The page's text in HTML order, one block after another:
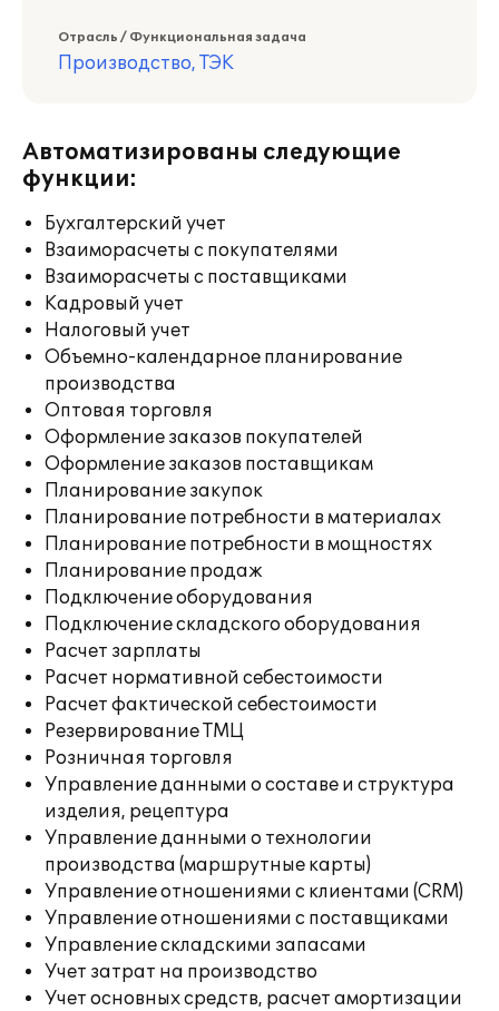
Отрасль / Функциональная задача
Производство, ТЭК
Автоматизированы следующие
функции:
Бухгалтерский учет
Взаиморасчеты с покупателями
Взаиморасчеты с поставщиками
Кадровый учет
Налоговый учет
Объемно-календарное планирование
производства
Оптовая торговля
Оформление заказов покупателей
Оформление заказов поставщикам
Планирование закупок
Планирование потребности в материалах
Планирование потребности в мощностях
Планирование продаж
Подключение оборудования
Подключение складского оборудования
Расчет зарплаты
Расчет нормативной себестоимости
Расчет фактической себестоимости
Резервирование ТМЦ
Розничная торговля
Управление данными о составе и структура
изделия, рецептура
Управление данными о технологии
производства (маршрутные карты)
Управление отношениями с клиентами (CRM)
Управление отношениями с поставщиками
Управление складскими запасами
Учет затрат на производство
Учет основных средств, расчет амортизации